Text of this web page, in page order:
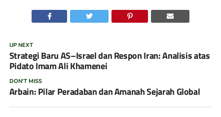
UP NEXT
Strategi Baru AS–Israel dan Respon Iran: Analisis atas
Pidato Imam Ali Khamenei
DON'T MISS
Arbain: Pilar Peradaban dan Amanah Sejarah Global